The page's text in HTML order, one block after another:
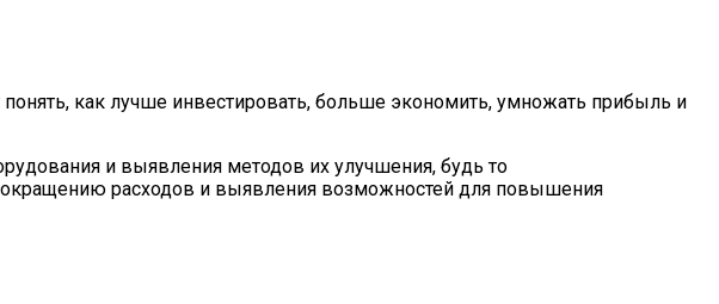
как лучше инвестировать, больше экономить, умножать прибыль и
и выявления методов их улучшения, будь то
расходов и выявления возможностей для повышения